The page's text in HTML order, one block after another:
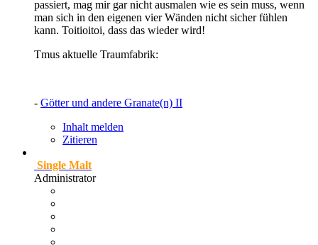
passiert, mag mir gar nicht ausmalen wie es sein muss, wenn
man sich in den eigenen vier Wänden nicht sicher fühlen
kann. Toitioitoi, dass das wieder wird!
Tmus aktuelle Traumfabrik:
- Götter und andere Granate(n) II
Inhalt melden
Zitieren
Single Malt
Administrator